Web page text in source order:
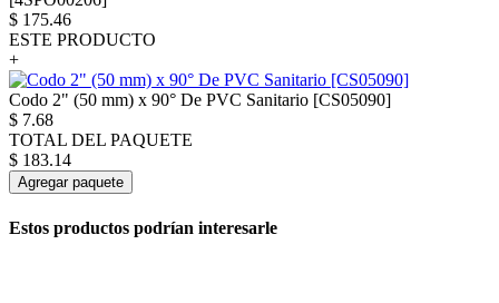
$ 175.46
ESTE PRODUCTO
+
Codo 2" (50 mm) x 90° De PVC Sanitario [CS05090]
$ 7.68
TOTAL DEL PAQUETE
$ 183.14
Agregar paquete
Estos productos podrían interesarle